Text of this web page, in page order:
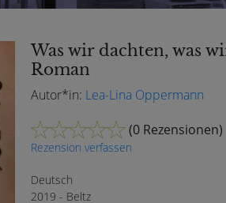
Was wir dachten, was
Roman
Autor*in: Lea-Lina Oppermann
(0 Rezensionen)
Rezension verfassen
Deutsch
2019 - Beltz